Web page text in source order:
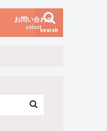
search
お問い合わせ
cotact